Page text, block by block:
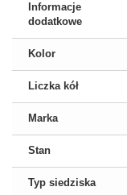
Informacje
dodatkowe
Kolor
Liczka kół
Marka
Stan
Typ siedziska